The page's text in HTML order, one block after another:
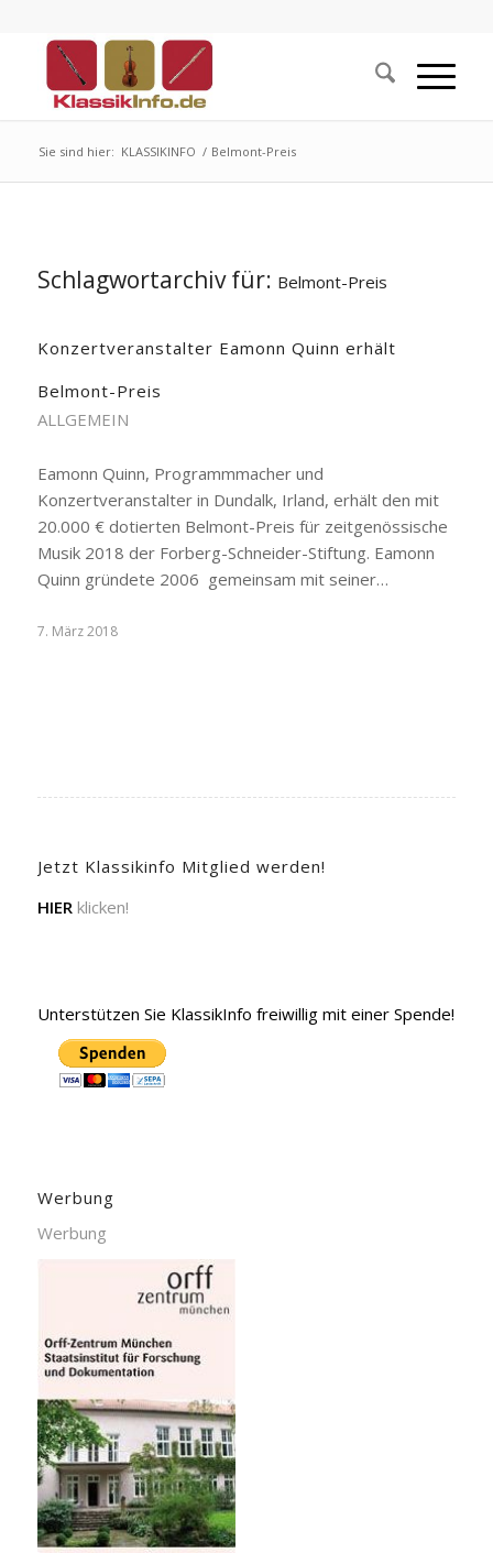
Sie sind hier: KLASSIKINFO / Belmont-Preis
Schlagwortarchiv für: Belmont-Preis
Konzertveranstalter Eamonn Quinn erhält
Belmont-Preis
ALLGEMEIN
Eamonn Quinn, Programmmacher und
Konzertveranstalter in Dundalk, Irland, erhält den mit
20.000 € dotierten Belmont-Preis für zeitgenössische
Musik 2018 der Forberg-Schneider-Stiftung. Eamonn
Quinn gründete 2006 gemeinsam mit seiner…
7. März 2018
Jetzt Klassikinfo Mitglied werden!
HIER klicken!
Unterstützen Sie KlassikInfo freiwillig mit einer Spende!
Werbung
Werbung